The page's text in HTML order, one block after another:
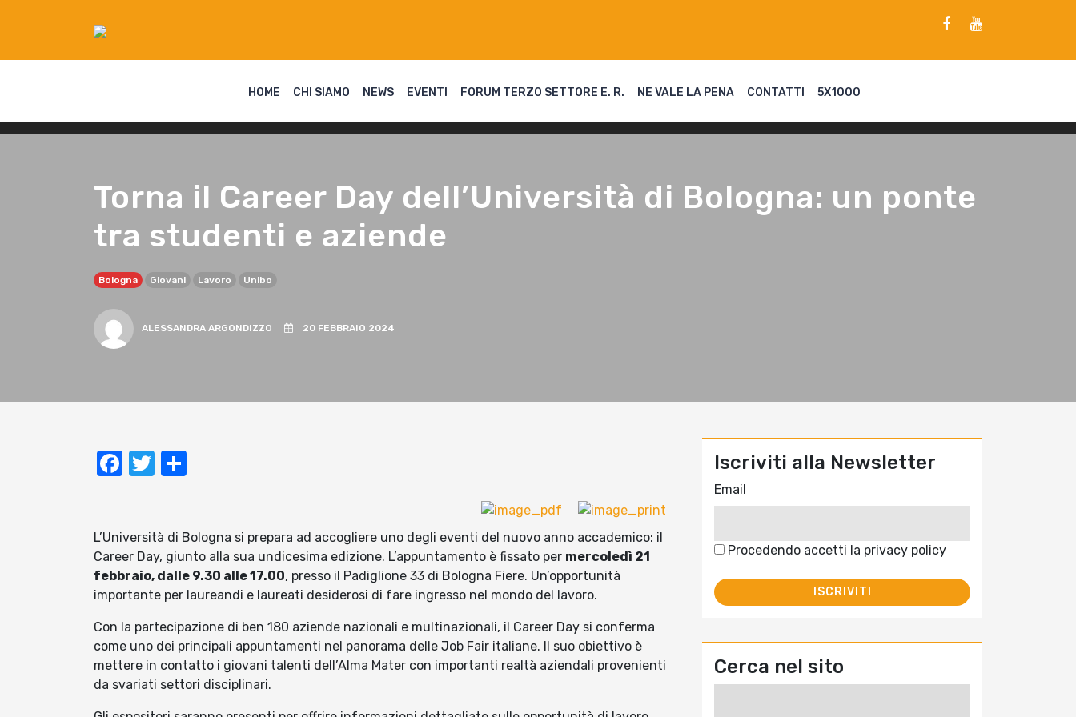
HOME CHI SIAMO NEWS EVENTI FORUM TERZO SETTORE E. R. NE VALE LA PENA CONTATTI 5X1000
Torna il Career Day dell’Università di Bologna: un ponte
tra studenti e aziende
Bologna Giovani Lavoro Unibo
ALESSANDRA ARGONDIZZO 20 FEBBRAIO 2024
Facebook
Twitter
L’Università di Bologna si prepara ad accogliere uno degli eventi del nuovo anno accademico: il
Career Day, giunto alla sua undicesima edizione. L’appuntamento è fissato per mercoledì 21
febbraio, dalle 9.30 alle 17.00, presso il Padiglione 33 di Bologna Fiere. Un’opportunità
importante per laureandi e laureati desiderosi di fare ingresso nel mondo del lavoro.
Con la partecipazione di ben 180 aziende nazionali e multinazionali, il Career Day si conferma
come uno dei principali appuntamenti nel panorama delle Job Fair italiane. Il suo obiettivo è
mettere in contatto i giovani talenti dell’Alma Mater con importanti realtà aziendali provenienti
da svariati settori disciplinari.
Iscriviti alla Newsletter
Email
Procedendo accetti la privacy policy
Cerca nel sito